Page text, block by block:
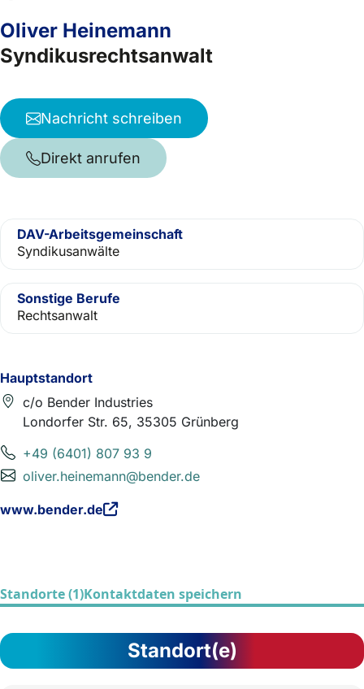
Hauptstandort
c/o Bender Industries
Londorfer Str. 65, 35305 Grünberg
+49 (6401) 807 93 9
oliver.heinemann@bender.de
www.bender.de
Oliver Heinemann
Syndikusrechtsanwalt
Nachricht schreiben
Direkt anrufen
DAV-Arbeitsgemeinschaft
Syndikusanwälte
Sonstige Berufe
Rechtsanwalt
Standorte (1)Kontaktdaten speichern
Standort(e)